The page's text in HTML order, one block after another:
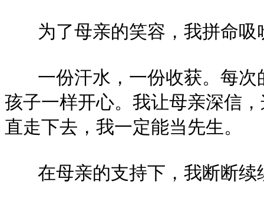
为了母亲的笑容，我拼命吸
一份汗水，一份收获。每次
孩子一样开心。我让母亲深信
直走下去，我一定能当先生。
在母亲的支持下，我断断续